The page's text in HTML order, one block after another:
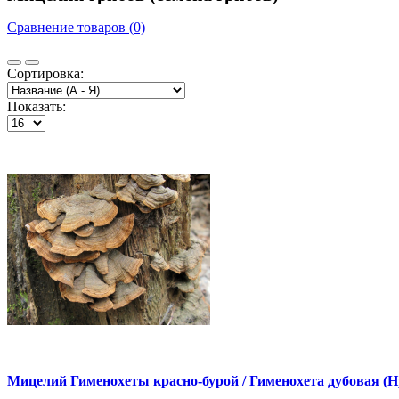
Сравнение товаров (0)
Сортировка:
Показать:
Мицелий Гименохеты красно-бурой / Гименохета дубовая